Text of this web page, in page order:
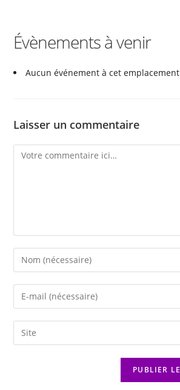
Évènements à venir
Aucun événement à cet emplacement
Laisser un commentaire